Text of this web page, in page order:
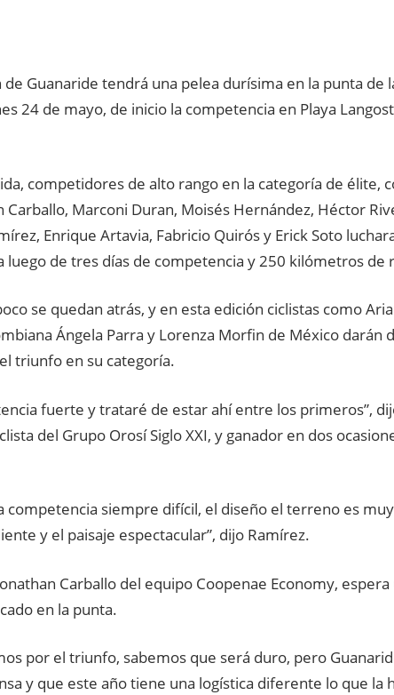
de Guanaride tendrá una pelea durísima en la punta de
24 de mayo, de inicio la competencia en Playa
competidores de alto rango en la categoría de élite,
Carballo, Marconi Duran, Moisés Hernández, Héctor
Enrique Artavia, Fabricio Quirós y Erick Soto
luego de tres días de competencia y 250 kilómetros de
se quedan atrás, y en esta edición ciclistas como
Ángela Parra y Lorenza Morfin de México darán
triunfo en su categoría.
fuerte y trataré de estar ahí entre los primeros”,
del Grupo Orosí Siglo XXI, y ganador en dos
competencia siempre difícil, el diseño el terreno es
y el paisaje espectacular”, dijo Ramírez.
Carballo del equipo Coopenae Economy, espera
en la punta.
por el triunfo, sabemos que será duro, pero
y que este año tiene una logística diferente lo que la